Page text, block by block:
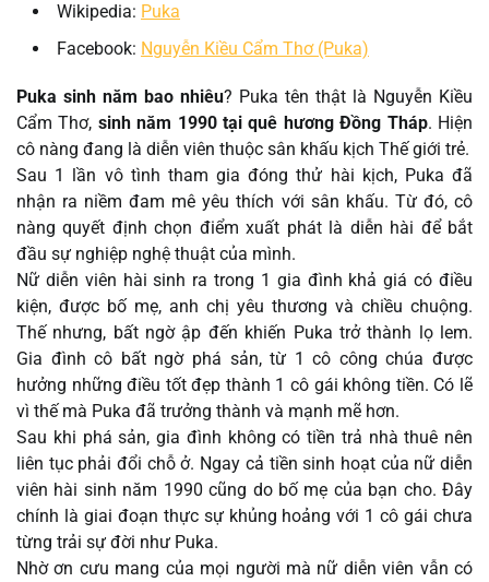
Wikipedia: Puka
Facebook: Nguyễn Kiều Cẩm Thơ (Puka)
Puka sinh năm bao nhiêu? Puka tên thật là Nguyễn Kiều
Cẩm Thơ, sinh năm 1990 tại quê hương Đồng Tháp. Hiện
cô nàng đang là diễn viên thuộc sân khấu kịch Thế giới trẻ.
Sau 1 lần vô tình tham gia đóng thử hài kịch, Puka đã
nhận ra niềm đam mê yêu thích với sân khấu. Từ đó, cô
nàng quyết định chọn điểm xuất phát là diễn hài để bắt
đầu sự nghiệp nghệ thuật của mình.
Nữ diễn viên hài sinh ra trong 1 gia đình khả giá có điều
kiện, được bố mẹ, anh chị yêu thương và chiều chuộng.
Thế nhưng, bất ngờ ập đến khiến Puka trở thành lọ lem.
Gia đình cô bất ngờ phá sản, từ 1 cô công chúa được
hưởng những điều tốt đẹp thành 1 cô gái không tiền. Có lẽ
vì thế mà Puka đã trưởng thành và mạnh mẽ hơn.
Sau khi phá sản, gia đình không có tiền trả nhà thuê nên
liên tục phải đổi chỗ ở. Ngay cả tiền sinh hoạt của nữ diễn
viên hài sinh năm 1990 cũng do bố mẹ của bạn cho. Đây
chính là giai đoạn thực sự khủng hoảng với 1 cô gái chưa
từng trải sự đời như Puka.
Nhờ ơn cưu mang của mọi người mà nữ diễn viên vẫn có